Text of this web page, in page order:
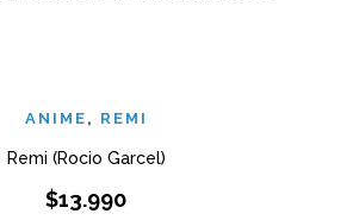
ANIME , REMI
Remi (Rocio Garcel)
$13.990